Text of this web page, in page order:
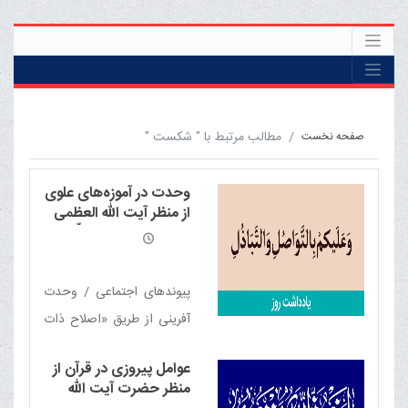
صفحه نخست مطالب مرتبط با " شکست "
وحدت در آموزه‌های علوی
از منظر آیت الله العظمی
مکارم شیرازی مدّ ظلّه
پیوندهای اجتماعی / وحدت
آفرینی از طریق «اصلاح ذات
چرا؟ / نقش زمامدار در ایجاد
وحدت / امامت، رمز وحدت
عوامل پیروزی در قرآن از
منظر حضرت آیت الله